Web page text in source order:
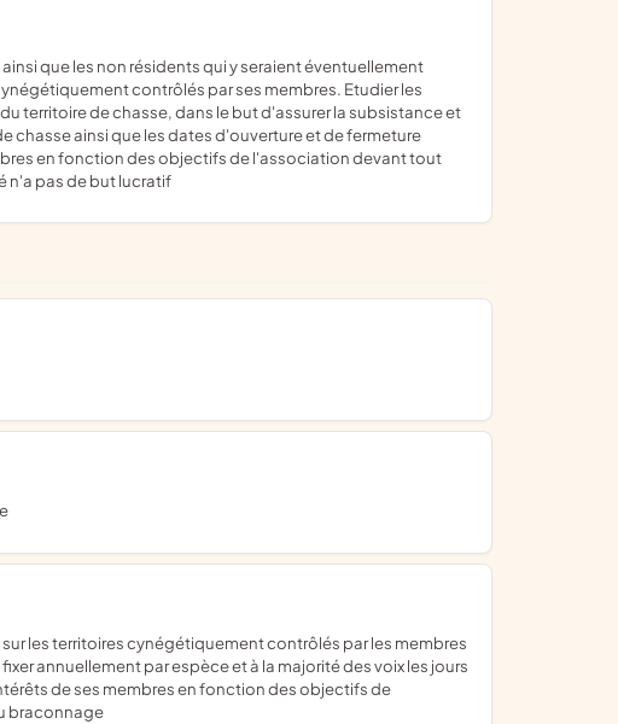
contrôlés par ses membres. Etudier les
territoire de chasse, dans le but d'assurer la subsistance et
chasse ainsi que les dates d'ouverture et de fermeture
en fonction des objectifs de l'association devant tout
n'a pas de but lucratif
annuellement par espèce et à la majorité des voix les jours
de ses membres en fonction des objectifs de
braconnage